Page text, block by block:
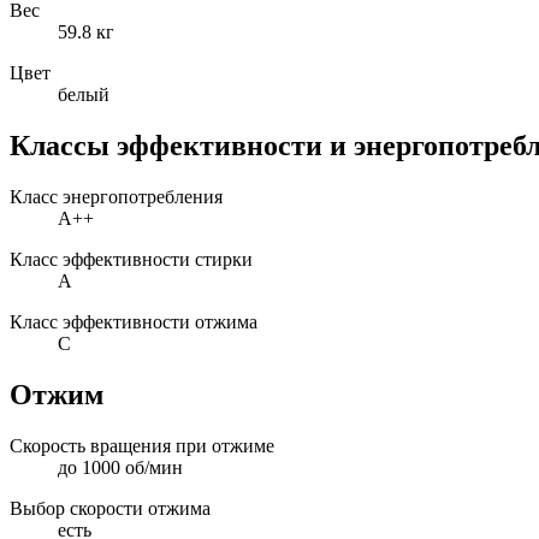
Вес
59.8 кг
Цвет
белый
Классы эффективности и
Класс энергопотребления
A++
Класс эффективности стирки
A
Класс эффективности отжима
C
Отжим
Скорость вращения при отжиме
до 1000 об/мин
Выбор скорости отжима
есть